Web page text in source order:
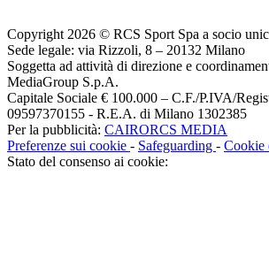
Copyright 2026 © RCS Sport Spa a socio
Sede legale: via Rizzoli, 8 – 20132 Milano
Soggetta ad attività di direzione e
MediaGroup S.p.A.
Capitale Sociale € 100.000 – C.F./P.IVA/
09597370155 - R.E.A. di Milano 1302385
Per la pubblicità: CAIRORCS MEDIA
Preferenze sui cookie - Safeguarding - Cookie
Stato del consenso ai cookie: